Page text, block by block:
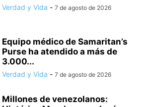
Verdad y Vida - 7 de agosto de 2026
Equipo médico de Samaritan’s
Purse ha atendido a más de
3.000...
Verdad y Vida - 7 de agosto de 2026
Millones de venezolanos: